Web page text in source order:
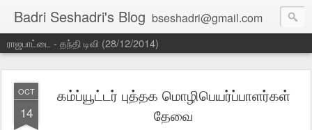
Badri Seshadri's Blog bseshadri@gmail.com
ராஜபாட்டை - தந்தி டிவி (28/12/2014)
OCT
14
கம்ப்யூட்டர் புத்தக மொழிபெயர்ப்பாளர்கள்
தேவை